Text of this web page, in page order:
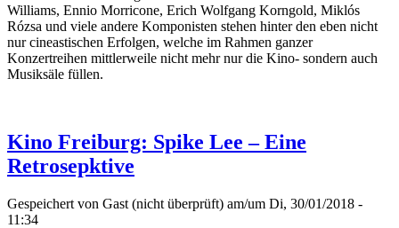
Williams, Ennio Morricone, Erich Wolfgang Korngold, Miklós
Rózsa und viele andere Komponisten stehen hinter den eben nicht
nur cineastischen Erfolgen, welche im Rahmen ganzer
Konzertreihen mittlerweile nicht mehr nur die Kino- sondern auch
Musiksäle füllen.
Kino Freiburg: Spike Lee – Eine
Retrosepktive
Gespeichert von Gast (nicht überprüft) am/um Di, 30/01/2018 -
11:34